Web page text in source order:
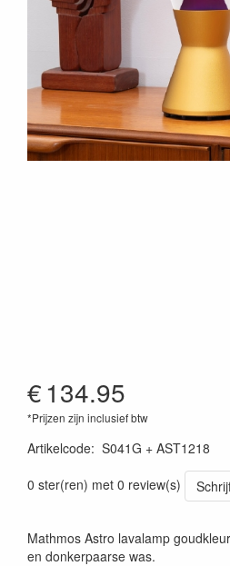
€134.95
*Prijzen zijn inclusief btw
Artikelcode: S041G + AST1218
0 ster(ren) met 0 review(s)
Mathmos Astro lavalamp
en donkerpaarse was.